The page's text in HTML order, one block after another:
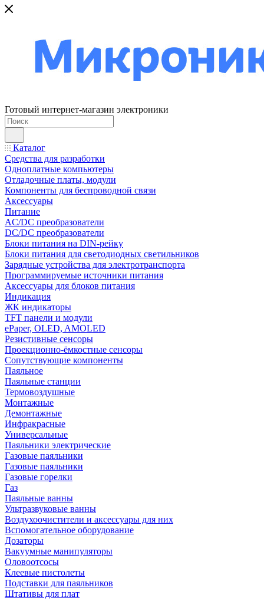
Готовый интернет-магазин электроники
Каталог
Средства для разработки
Одноплатные компьютеры
Отладочные платы, модули
Компоненты для беспроводной связи
Аксессуары
Питание
AC/DC преобразователи
DC/DC преобразователи
Блоки питания на DIN-рейку
Блоки питания для светодиодных светильников
Зарядные устройства для электротранспорта
Программируемые источники питания
Аксессуары для блоков питания
Индикация
ЖК индикаторы
TFT панели и модули
ePaper, OLED, AMOLED
Резистивные сенсоры
Проекционно-ёмкостные сенсоры
Сопутствующие компоненты
Паяльное
Паяльные станции
Термовоздушные
Монтажные
Демонтажные
Инфракрасные
Универсальные
Паяльники электрические
Газовые паяльники
Газовые паяльники
Газовые горелки
Газ
Паяльные ванны
Ультразвуковые ванны
Воздухоочистители и аксессуары для них
Вспомогательное оборудование
Дозаторы
Вакуумные манипуляторы
Оловоотсосы
Клеевые пистолеты
Подставки для паяльников
Штативы для плат